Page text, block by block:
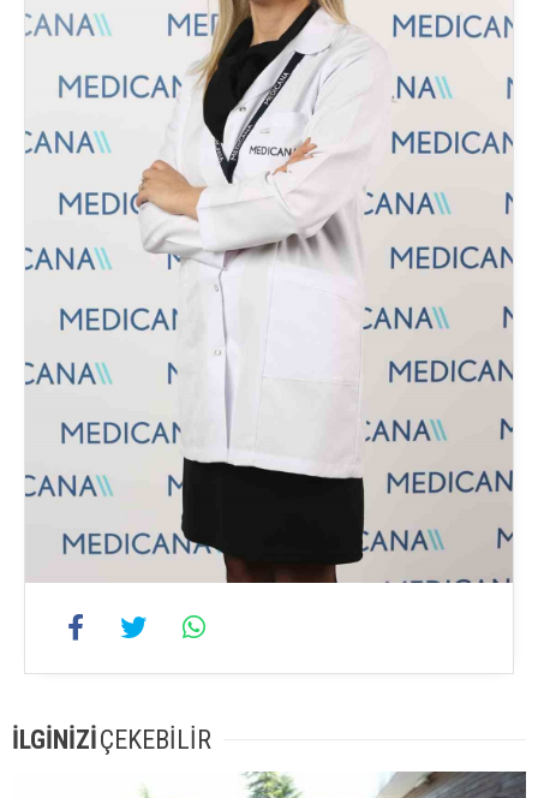
İLGİNİZİÇEKEBİLİR